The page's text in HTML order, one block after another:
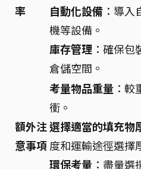
率
自動化設備 ：導
機等設備。
庫存管理 ：確保
倉儲空間。
額外注
意事項
考量物品重量 ：
衝。
選擇適當的填充物
度和運輸途徑選擇
環保考量 ：盡量